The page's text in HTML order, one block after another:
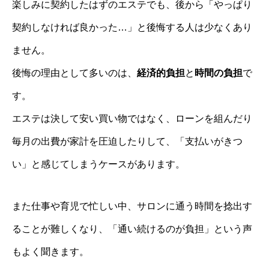
楽しみに契約したはずのエステでも、後から「やっぱり
契約しなければ良かった…」と後悔する人は少なくあり
ません。
後悔の理由として多いのは、 経済的負担と 時間の負担で
す。
エステは決して安い買い物ではなく、ローンを組んだり
毎月の出費が家計を圧迫したりして、「支払いがきつ
い」と感じてしまうケースがあります。
また仕事や育児で忙しい中、サロンに通う時間を捻出す
ることが難しくなり、「通い続けるのが負担」という声
もよく聞きます。